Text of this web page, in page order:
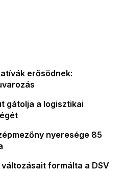
erősödnek:
gátolja a logisztikai
nyeresége 85
formálta a DSV